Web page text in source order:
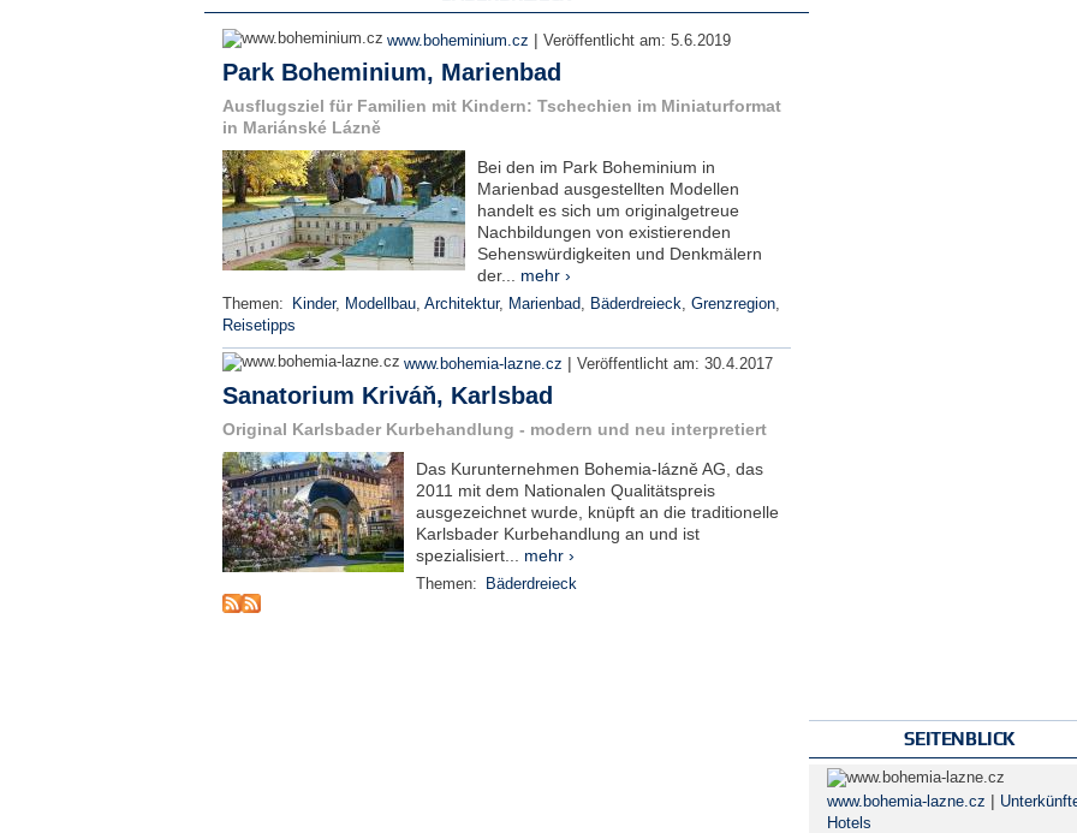
www.boheminium.cz | Veröffentlicht am: 5.6.2019
Park Boheminium, Marienbad
Ausflugsziel für Familien mit Kindern: Tschechien im Miniaturformat
in Mariánské Lázně
Bei den im Park Boheminium in
Marienbad ausgestellten Modellen
handelt es sich um originalgetreue
Nachbildungen von existierenden
Sehenswürdigkeiten und Denkmälern
der... mehr ›
Themen: Kinder, Modellbau, Architektur, Marienbad, Bäderdreieck, Grenzregion,
Reisetipps
www.bohemia-lazne.cz | Veröffentlicht am: 30.4.2017
Sanatorium Kriváň, Karlsbad
Original Karlsbader Kurbehandlung - modern und neu interpretiert
Das Kurunternehmen Bohemia-lázně AG, das
2011 mit dem Nationalen Qualitätspreis
ausgezeichnet wurde, knüpft an die traditionelle
Karlsbader Kurbehandlung an und ist
spezialisiert... mehr ›
Themen: Bäderdreieck
SEITENBLICK
www.bohemia-lazne.cz |
Hotels